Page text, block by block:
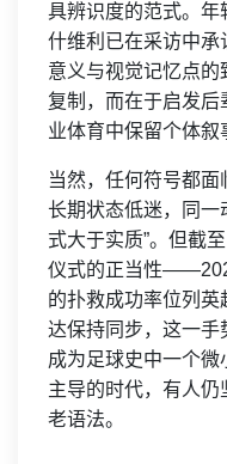
具辨识度的范式。年
什维利已在采访中承
意义与视觉记忆点
复制，而在于启发
业体育中保留个体叙
当然，任何符号都
长期状态低迷，同一
式大于实质”。但截
仪式的正当性
的扑救成功率位列
达保持同步，这一手
成为足球史中一个
主导的时代，有人
老语法。